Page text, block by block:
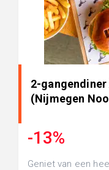
2-
(Nijmegen
-13%
Geniet van een